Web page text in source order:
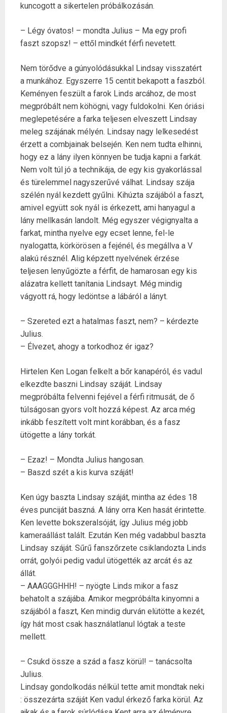
kuncogott a sikertelen próbálkozásán.
– Légy óvatos! – mondta Julius – Ma egy profi
faszt szopsz! – ettől mindkét férfi nevetett.
Nem törődve a gúnyolódásukkal Lindsay visszatért
a munkához. Egyszerre 15 centit bekapott a faszból.
Keményen feszült a farok Linds arcához, de most
megpróbált nem köhögni, vagy fuldokolni. Ken óriási
meglepetésére a farka teljesen elveszett Lindsay
meleg szájának mélyén. Lindsay nagy lelkesedést
érzett a combjainak belsején. Ken nem tudta elhinni,
hogy ez a lány ilyen könnyen be tudja kapni a farkát.
Nem volt túl jó a technikája, de egy kis gyakorlással
és türelemmel nagyszerűvé válhat. Lindsay szája
szélén nyál kezdett gyűlni. Kihúzta szájából a faszt,
amivel együtt sok nyál is érkezett, ami hanyagul a
lány mellkasán landolt. Még egyszer végignyalta a
farkat, mintha nyelve egy ecset lenne, fel-le
nyalogatta, körkörösen a fejénél, és megállva a V
alakú résznél. Alig képzett nyelvének érzése
teljesen lenyűgözte a férfit, de hamarosan egy kis
alázatra kellett tanítania Lindsayt. Még mindig
vágyott rá, hogy ledöntse a lábáról a lányt.
– Szereted ezt a hatalmas faszt, nem? – kérdezte
Julius.
– Élvezet, ahogy a torkodhoz ér igaz?
Hirtelen Ken Logan felkelt a bőr kanapéról, és vadul
elkezdte baszni Lindsay száját. Lindsay
megpróbálta felvenni fejével a férfi ritmusát, de ő
túlságosan gyors volt hozzá képest. Az arca még
inkább feszített volt mint korábban, és a fasz
ütögette a lány torkát.
– Ezaz! – Mondta Julius hangosan.
– Baszd szét a kis kurva száját!
Ken úgy baszta Lindsay száját, mintha az édes 18
éves punciját baszná. A lány orra Ken hasát érintette.
Ken levette bokszeralsóját, így Julius még jobb
kameraállást talált. Ezután Ken még vadabbul baszta
Lindsay száját. Sűrű fanszőrzete csiklandozta Linds
orrát, golyói pedig vadul ütögették az arcát és az
állát.
– AAAGGGHHH! – nyögte Linds mikor a fasz
behatolt a szájába. Amikor megpróbálta kinyomni a
szájából a faszt, Ken mindig durván elütötte a kezét,
így hát most csak használatlanul lógtak a teste
mellett.
– Csukd össze a szád a fasz körül! – tanácsolta
Julius.
Lindsay gondolkodás nélkül tette amit mondtak neki
: összezárta száját Ken vadul érkező farka körül. Az